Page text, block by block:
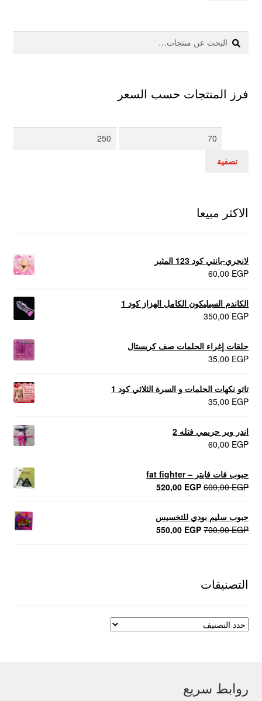
البحث
عن:
بحث
فرز المنتجات حسب السعر
أدنى
أعلى
تصفية
الاكثر مبيعا
لانجري-بانتي كود 123 المثير
60,00 EGP
الكاندم السيليكون الكامل الهزاز كود 1
350,00 EGP
حلقات إغراء الحلمات صف كريستال
35,00 EGP
تاتو نكهات الحلمات و السرة الثلاثي كود 1
35,00 EGP
اندر وير حريمي فتله 2
60,00 EGP
حبوب فات فايتر – fat fighter
600,00EGP
السعر
600,00 EGP.
520,00 EGP
السعر
520,00 EGP.
حبوب سليم بودي للتخسيس
700,00EGP
السعر550,00 EGP
السعر
التصنيفات
روابط سريع